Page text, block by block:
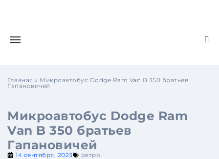
Главная » Микроавтобус Dodge Ram Van B 350 братьев
Гапановичей
Микроавтобус Dodge Ram
Van B 350 братьев
Гапановичей
14 сентября, 2023 ретро